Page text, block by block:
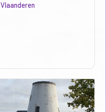
Vlaanderen